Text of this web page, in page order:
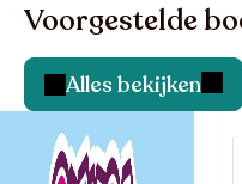
Voorgestelde
Alles bekijken